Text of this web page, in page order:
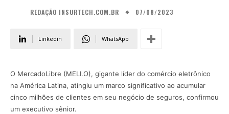
REDAÇÃO INSURTECH.COM.BR 07/08/2023
Linkedin WhatsApp
O MercadoLibre (MELI.O), gigante líder do comércio eletrônico
na América Latina, atingiu um marco significativo ao acumular
cinco milhões de clientes em seu negócio de seguros, confirmou
um executivo sênior.